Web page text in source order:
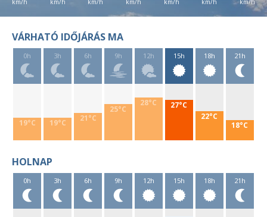
VÁRHATÓ IDŐJÁRÁS MA
0h
19°C
3h
19°C
6h
21°C
9h
25°C
12h
28°C
15h
27°C
18h
22°C
21h
18°C
HOLNAP
0h 3h 6h 9h 12h 15h 18h 21h